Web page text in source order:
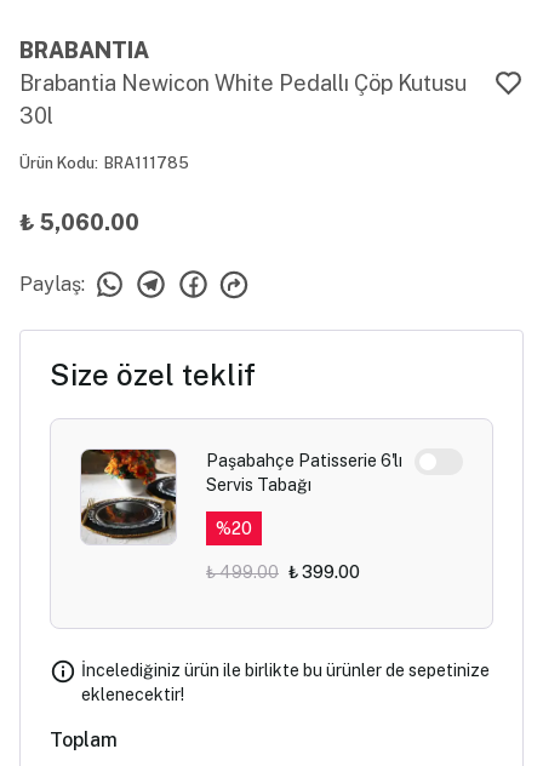
BRABANTIA
Brabantia Newicon White Pedallı Çöp Kutusu
30l
Ürün Kodu: BRA111785
₺ 5,060.00
Paylaş:
Size özel teklif
Paşabahçe Patisserie 6'lı
Servis Tabağı
%20
₺ 499.00 ₺ 399.00
İncelediğiniz ürün ile birlikte bu ürünler de sepetinize
eklenecektir!
Toplam